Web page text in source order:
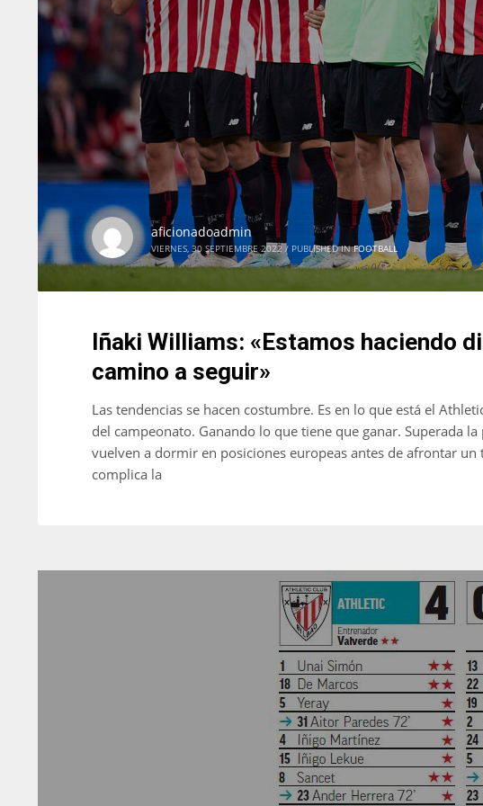
aficionadoadmin
VIERNES, 30 SEPTIEMBRE 2022 / PUBLISHED IN FOOTBALL
Iñaki Williams: «Estamos haciendo
camino a seguir»
Las tendencias se hacen costumbre. Es en lo que está el
del campeonato. Ganando lo que tiene que ganar. Superada
vuelven a dormir en posiciones europeas antes de afrontar
complica la